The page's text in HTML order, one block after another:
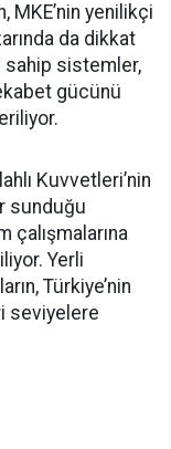
MKE’nin yenilikçi
da dikkat
sahip sistemler,
gücünü
Kuvvetleri’nin
sunduğu
çalışmalarına
Yerli
Türkiye’nin
seviyelere